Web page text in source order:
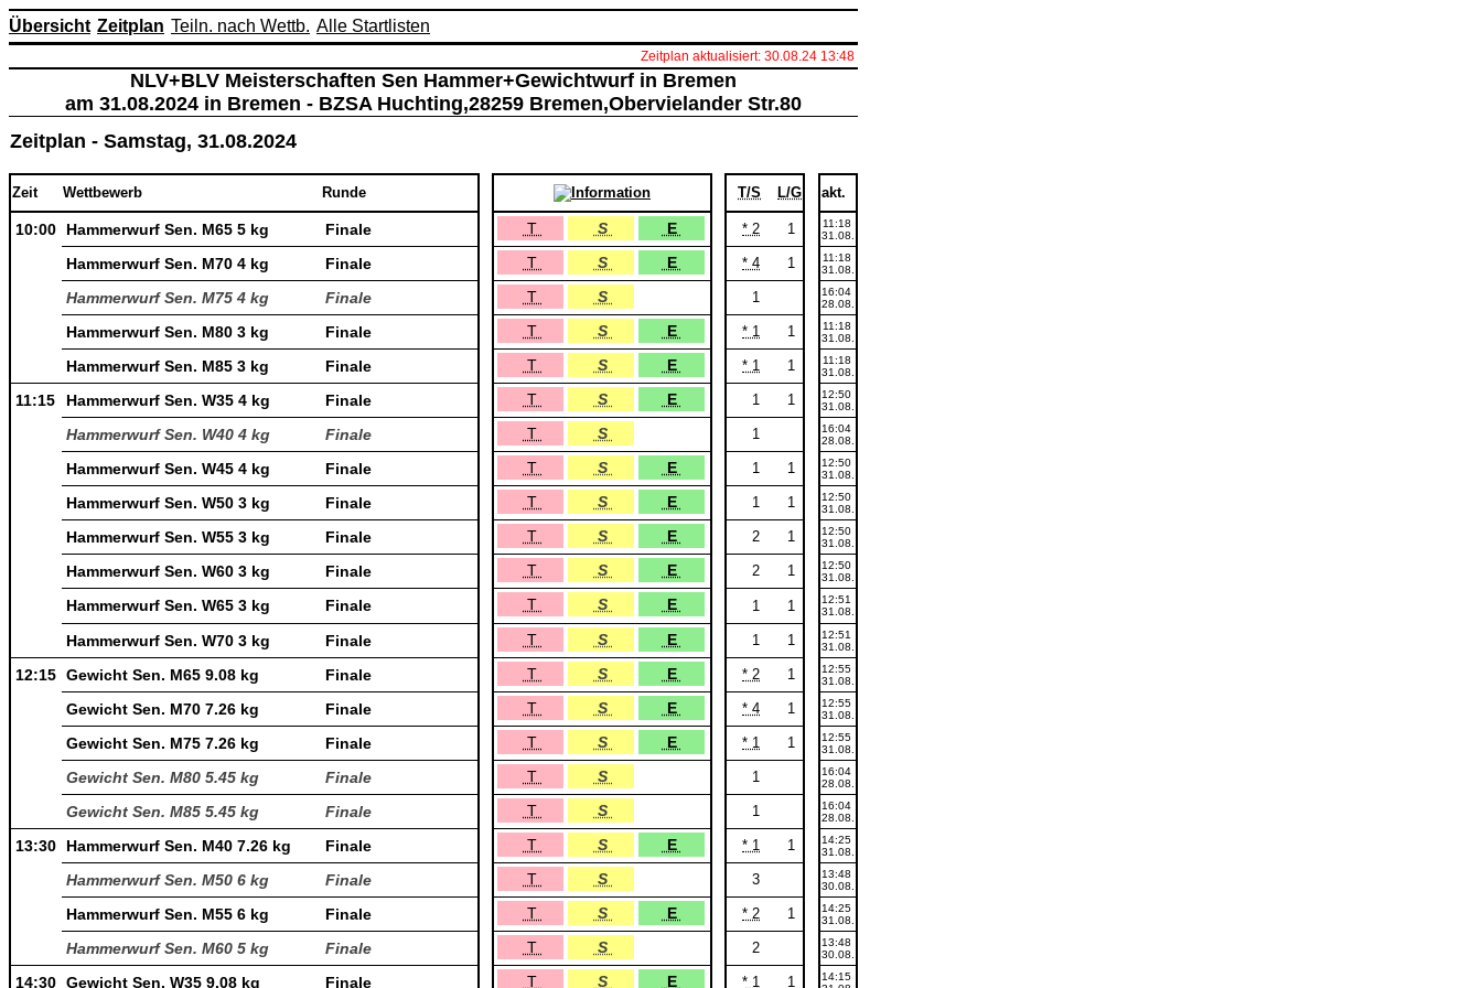
Übersicht Zeitplan Teiln. nach Wettb. Alle Startlisten
Zeitplan aktualisiert: 30.08.24 13:48
NLV+BLV Meisterschaften Sen Hammer+Gewichtwurf in Bremen
am 31.08.2024 in Bremen - BZSA Huchting,28259 Bremen,Obervielander Str.80
Zeitplan - Samstag, 31.08.2024
Zeit Wettbewerb Runde T/S L/G akt.
10:00 Hammerwurf Sen. M65 5 kg Finale T S E * 2 1
11:18
31.08.
Hammerwurf Sen. M70 4 kg Finale T S E * 4 1
11:18
31.08.
Hammerwurf Sen. M75 4 kg Finale T S 1
16:04
28.08.
Hammerwurf Sen. M80 3 kg Finale T S E * 1 1
11:18
31.08.
Hammerwurf Sen. M85 3 kg Finale T S E * 1 1
11:18
31.08.
11:15 Hammerwurf Sen. W35 4 kg Finale T S E 1 1
12:50
31.08.
Hammerwurf Sen. W40 4 kg Finale T S 1
16:04
28.08.
Hammerwurf Sen. W45 4 kg Finale T S E 1 1
12:50
31.08.
Hammerwurf Sen. W50 3 kg Finale T S E 1 1
12:50
31.08.
Hammerwurf Sen. W55 3 kg Finale T S E 2 1
12:50
31.08.
Hammerwurf Sen. W60 3 kg Finale T S E 2 1
12:50
31.08.
Hammerwurf Sen. W65 3 kg Finale T S E 1 1
12:51
31.08.
Hammerwurf Sen. W70 3 kg Finale T S E 1 1
12:51
31.08.
12:15 Gewicht Sen. M65 9.08 kg Finale T S E * 2 1
12:55
31.08.
Gewicht Sen. M70 7.26 kg Finale T S E * 4 1
12:55
31.08.
Gewicht Sen. M75 7.26 kg Finale T S E * 1 1
12:55
31.08.
Gewicht Sen. M80 5.45 kg Finale T S 1
16:04
28.08.
Gewicht Sen. M85 5.45 kg Finale T S 1
16:04
28.08.
13:30 Hammerwurf Sen. M40 7.26 kg Finale T S E * 1 1
14:25
31.08.
Hammerwurf Sen. M50 6 kg Finale T S 3
13:48
30.08.
Hammerwurf Sen. M55 6 kg Finale T S E * 2 1
14:25
31.08.
Hammerwurf Sen. M60 5 kg Finale T S 2
13:48
30.08.
14:30 Gewicht Sen. W35 9.08 kg Finale T S E * 1 1
14:15